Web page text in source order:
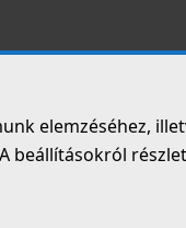
elemzéséhez,
beállításokról